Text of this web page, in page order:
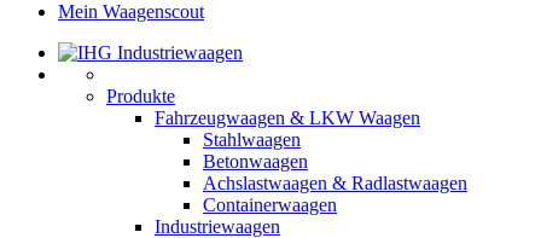
Mein Waagenscout
Produkte
Fahrzeugwaagen & LKW Waagen
Stahlwaagen
Betonwaagen
Achslastwaagen & Radlastwaagen
Containerwaagen
Industriewaagen